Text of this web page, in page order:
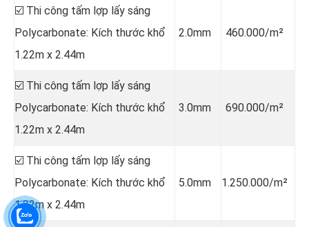
☑️ Thi công tấm lợp lấy sáng
Polycarbonate: Kích thước khổ
1.22m x 2.44m
2.0mm 460.000/m²
☑️ Thi công tấm lợp lấy sáng
Polycarbonate: Kích thước khổ
1.22m x 2.44m
3.0mm 690.000/m²
☑️ Thi công tấm lợp lấy sáng
Polycarbonate: Kích thước khổ
1.22m x 2.44m
5.0mm 1.250.000/m²